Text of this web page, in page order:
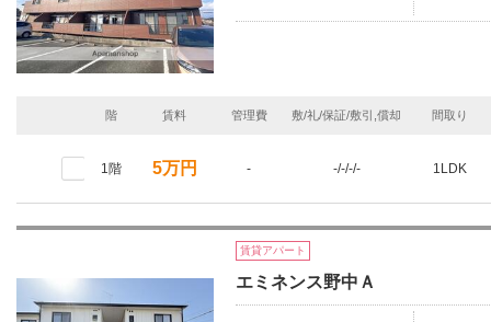
階 賃料 管理費 敷/礼/保証/敷引,償却 間取り
1階 5万円 - -/-/-/- 1LDK
賃貸アパート
エミネンス野中Ａ